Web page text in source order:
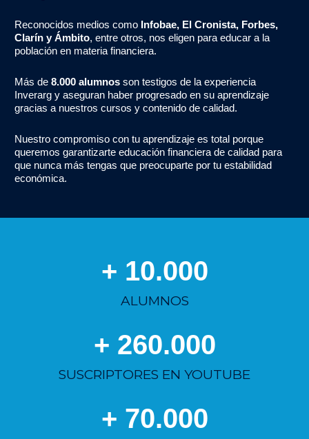
Reconocidos medios como Infobae, El Cronista, Forbes,
Clarín y Ámbito, entre otros, nos eligen para educar a la
población en materia financiera.
Más de 8.000 alumnos son testigos de la experiencia
Inverarg y aseguran haber progresado en su aprendizaje
gracias a nuestros cursos y contenido de calidad.
Nuestro compromiso con tu aprendizaje es total porque
queremos garantizarte educación financiera de calidad para
que nunca más tengas que preocuparte por tu estabilidad
económica.
ALUMNOS
+ 10.000
SUSCRIPTORES EN YOUTUBE
+ 260.000
+ 70.000